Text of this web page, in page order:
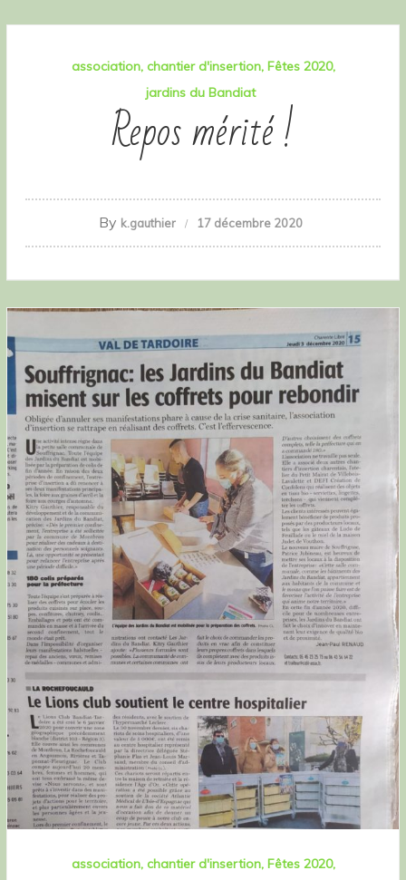
association chantier d'insertion Fêtes 2020
jardins du Bandiat
Repos mérité !
By k.gauthier 17 décembre 2020
association chantier d'insertion Fêtes 2020